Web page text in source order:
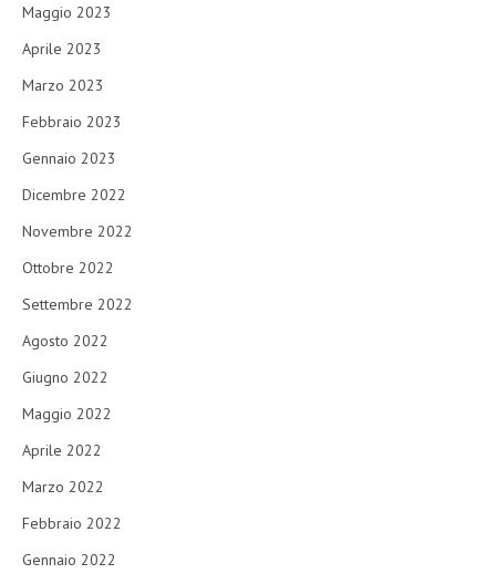
Maggio 2023
Aprile 2023
Marzo 2023
Febbraio 2023
Gennaio 2023
Dicembre 2022
Novembre 2022
Ottobre 2022
Settembre 2022
Agosto 2022
Giugno 2022
Maggio 2022
Aprile 2022
Marzo 2022
Febbraio 2022
Gennaio 2022